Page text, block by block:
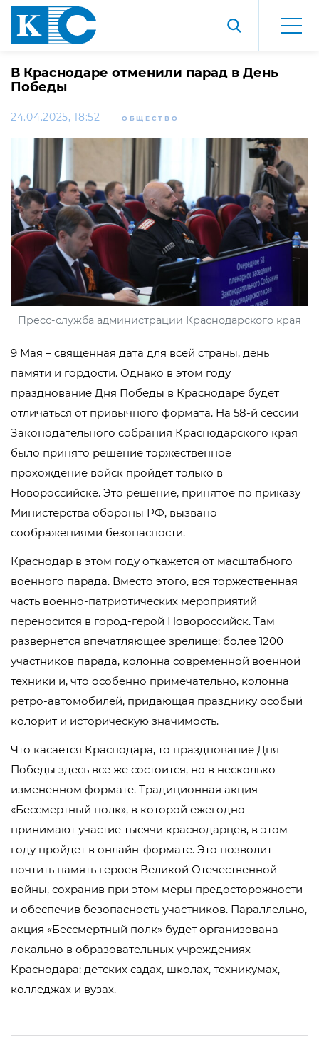
В Краснодаре отменили парад в День
Победы
24.04.2025, 18:52 ОБЩЕСТВО
Пресс-служба администрации Краснодарского края
9 Мая – священная дата для всей страны, день
памяти и гордости. Однако в этом году
празднование Дня Победы в Краснодаре будет
отличаться от привычного формата. На 58-й сессии
Законодательного собрания Краснодарского края
было принято решение торжественное
прохождение войск пройдет только в
Новороссийске. Это решение, принятое по приказу
Министерства обороны РФ, вызвано
соображениями безопасности.
Краснодар в этом году откажется от масштабного
военного парада. Вместо этого, вся торжественная
часть военно-патриотических мероприятий
переносится в город-герой Новороссийск. Там
развернется впечатляющее зрелище: более 1200
участников парада, колонна современной военной
техники и, что особенно примечательно, колонна
ретро-автомобилей, придающая празднику особый
колорит и историческую значимость.
Что касается Краснодара, то празднование Дня
Победы здесь все же состоится, но в несколько
измененном формате. Традиционная акция
«Бессмертный полк», в которой ежегодно
принимают участие тысячи краснодарцев, в этом
году пройдет в онлайн-формате. Это позволит
почтить память героев Великой Отечественной
войны, сохранив при этом меры предосторожности
и обеспечив безопасность участников. Параллельно,
акция «Бессмертный полк» будет организована
локально в образовательных учреждениях
Краснодара: детских садах, школах, техникумах,
колледжах и вузах.